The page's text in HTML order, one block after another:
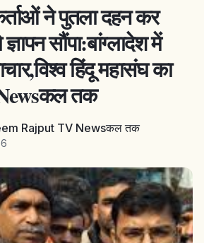
ने पुतला दहन कर
सौंपा:बांग्लादेश में
हिंदू महासंघ का
तक
Rajput TV Newsकल तक